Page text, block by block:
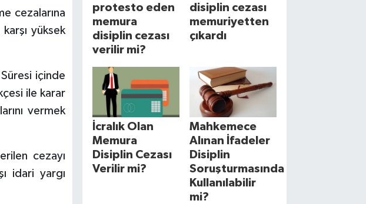
cezalarına
yüksek
içinde
ile karar
vermek
cezayı
idari yargı
protesto eden
memura
disiplin cezası
verilir mi?
disiplin cezası
memuriyetten
çıkardı
İcralık Olan
Memura
Disiplin Cezası
Verilir mi?
Mahkemece
Alınan İfadeler
Disiplin
Soruşturmasında
Kullanılabilir
mi?